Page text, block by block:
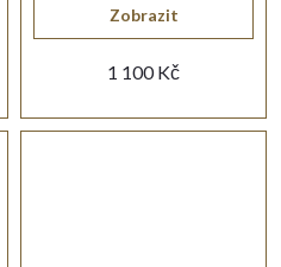
1 100 Kč
Zobrazit